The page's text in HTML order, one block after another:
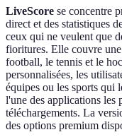
LiveScore se concentre
direct et des statistiques
ceux qui ne veulent que
fioritures. Elle couvre
football, le tennis et le
personnalisées, les
équipes ou les sports qui
l'une des applications les
téléchargements. La
des options premium